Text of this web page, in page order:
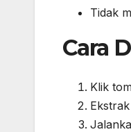
Tidak
Cara
Klik